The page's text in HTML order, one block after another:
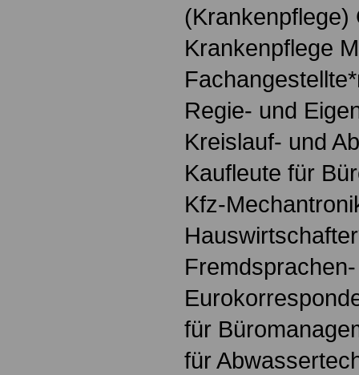
(Krankenpflege)
Krankenpflege
Regie- und
Kreislauf- und
Kaufleute für
Kfz-
Fremdsprachen-
für
für